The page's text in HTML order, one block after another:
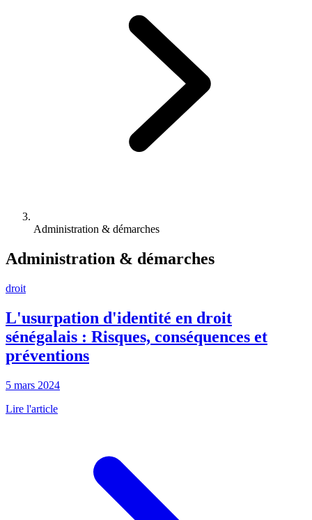
Administration & démarches
Administration & démarches
droit
L'usurpation d'identité en droit
sénégalais : Risques, conséquences et
préventions
5 mars 2024
Lire l'article